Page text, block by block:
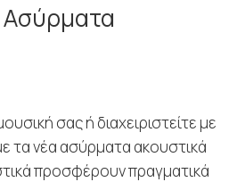
Ασύρματα
σας ή διαχειριστείτε με
τα νέα ασύρματα ακουστικά
προσφέρουν πραγματικά